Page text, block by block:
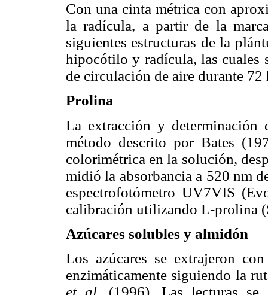
Con una cinta métrica con
la radícula, a partir de la
siguientes estructuras de la
hipocótilo y radícula, las cuales
de circulación de aire durante 72
Prolina
La extracción y
método descrito por Bates
colorimétrica en la solución,
midió la absorbancia a 520 nm
espectrofotómetro UV7VIS
calibración utilizando L-prolina
Azúcares solubles y almidón
Los azúcares se extrajeron
enzimáticamente siguiendo la
et al.
(1996). Las lecturas